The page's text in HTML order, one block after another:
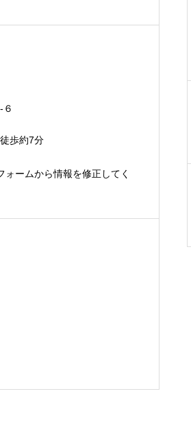
歩約7分
ームから情報を修正してく